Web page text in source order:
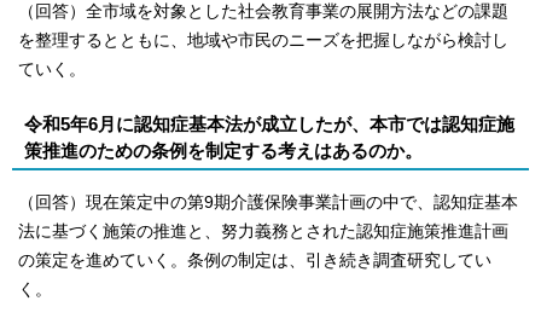
（回答）全市域を対象とした社会教育事業の展開方法などの課題
を整理するとともに、地域や市民のニーズを把握しながら検討し
ていく。
令和5年6月に認知症基本法が成立したが、本市では認知症施
策推進のための条例を制定する考えはあるのか。
（回答）現在策定中の第9期介護保険事業計画の中で、認知症基本
法に基づく施策の推進と、努力義務とされた認知症施策推進計画
の策定を進めていく。条例の制定は、引き続き調査研究してい
く。